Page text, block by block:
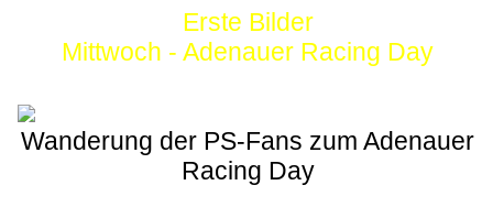
Erste Bilder
Mittwoch - Adenauer Racing Day
Wanderung der PS-Fans zum Adenauer
Racing Day